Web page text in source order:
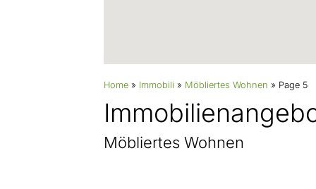
Home » Immobili » Möbliertes Wohnen » Page 5
Möbliertes Wohnen